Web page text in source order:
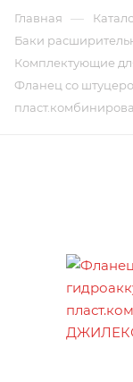
Главная —
Баки
Комплектующие
Фланец со